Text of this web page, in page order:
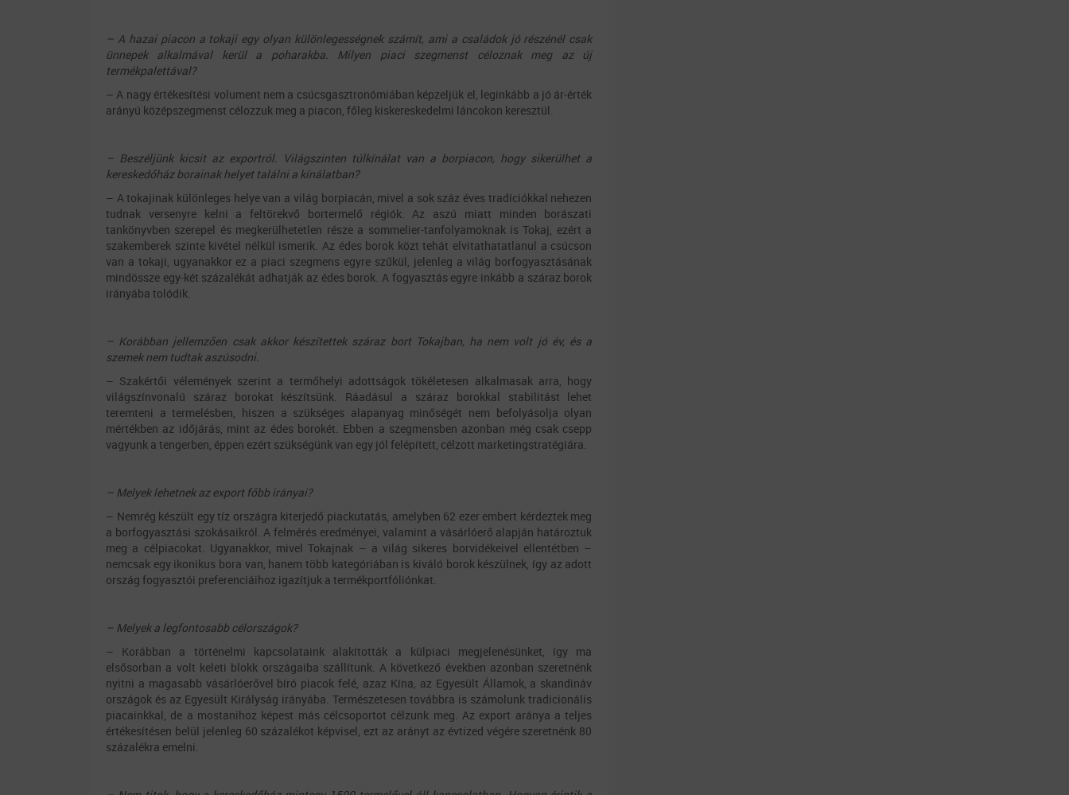
– A hazai piacon a tokaji egy olyan különlegességnek számít, ami a családok jó részénél csak
ünnepek alkalmával kerül a poharakba. Milyen piaci szegmenst céloznak meg az új
termékpalettával?
– A nagy értékesítési volument nem a csúcsgasztronómiában képzeljük el, leginkább a jó ár-érték
arányú középszegmenst célozzuk meg a piacon, főleg kiskereskedelmi láncokon keresztül.
– Beszéljünk kicsit az exportról. Világszinten túlkínálat van a borpiacon, hogy sikerülhet a
kereskedőház borainak helyet találni a kínálatban?
– A tokajinak különleges helye van a világ borpiacán, mivel a sok száz éves tradíciókkal nehezen
tudnak versenyre kelni a feltörekvő bortermelő régiók. Az aszú miatt minden borászati
tankönyvben szerepel és megkerülhetetlen része a sommelier-tanfolyamoknak is Tokaj, ezért a
szakemberek szinte kivétel nélkül ismerik. Az édes borok közt tehát elvitathatatlanul a csúcson
van a tokaji, ugyanakkor ez a piaci szegmens egyre szűkül, jelenleg a világ borfogyasztásának
mindössze egy-két százalékát adhatják az édes borok. A fogyasztás egyre inkább a száraz borok
irányába tolódik.
– Korábban jellemzően csak akkor készítettek száraz bort Tokajban, ha nem volt jó év, és a
szemek nem tudtak aszúsodni.
– Szakértői vélemények szerint a termőhelyi adottságok tökéletesen alkalmasak arra, hogy
világszínvonalú száraz borokat készítsünk. Ráadásul a száraz borokkal stabilitást lehet
teremteni a termelésben, hiszen a szükséges alapanyag minőségét nem befolyásolja olyan
mértékben az időjárás, mint az édes borokét. Ebben a szegmensben azonban még csak csepp
vagyunk a tengerben, éppen ezért szükségünk van egy jól felépített, célzott marketingstratégiára.
– Melyek lehetnek az export főbb irányai?
– Nemrég készült egy tíz országra kiterjedő piackutatás, amelyben 62 ezer embert kérdeztek meg
a borfogyasztási szokásaikról. A felmérés eredményei, valamint a vásárlóerő alapján határoztuk
meg a célpiacokat. Ugyanakkor, mivel Tokajnak – a világ sikeres borvidékeivel ellentétben –
nemcsak egy ikonikus bora van, hanem több kategóriában is kiváló borok készülnek, így az adott
ország fogyasztói preferenciáihoz igazítjuk a termékportfóliónkat.
– Melyek a legfontosabb célországok?
– Korábban a történelmi kapcsolataink alakították a külpiaci megjelenésünket, így ma
elsősorban a volt keleti blokk országaiba szállítunk. A következő években azonban szeretnénk
nyitni a magasabb vásárlóerővel bíró piacok felé, azaz Kína, az Egyesült Államok, a skandináv
országok és az Egyesült Királyság irányába. Természetesen továbbra is számolunk tradicionális
piacainkkal, de a mostanihoz képest más célcsoportot célzunk meg. Az export aránya a teljes
értékesítésen belül jelenleg 60 százalékot képvisel, ezt az arányt az évtized végére szeretnénk 80
százalékra emelni.